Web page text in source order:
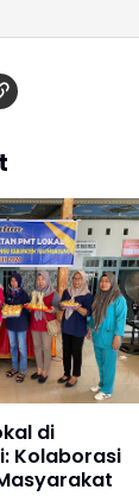
di
Kolaborasi